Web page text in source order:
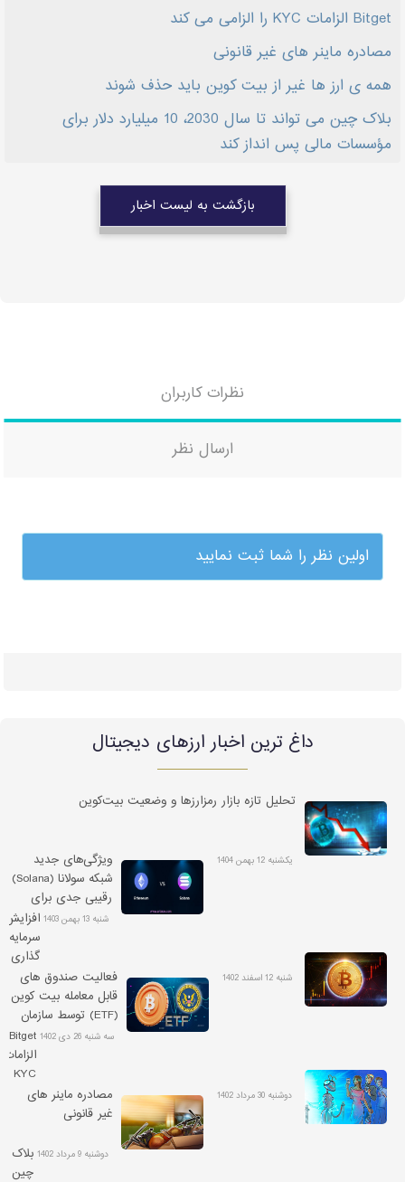
Bitget الزامات KYC را الزامی می کند
مصادره ماینر های غیر قانونی
همه ی ارز ها غیر از بیت کوین باید حذف شوند
بلاک چین می تواند تا سال 2030، 10 میلیارد دلار برای
مؤسسات مالی پس انداز کند
بازگشت به لیست اخبار
نظرات کاربران
ارسال نظر
اولین نظر را شما ثبت نمایید
داغ ترین اخبار ارزهای دیجیتال
تحلیل تازه بازار رمزارزها و وضعیت بیت‌کوین
یکشنبه 12 بهمن 1404
ویژگی‌های جدید
شبکه سولانا (Solana)
رقیبی جدی برای
اتریوم
شنبه 13 بهمن 1403
افزایش
سرمایه
گذاری
ها در
ارزهای
دیجیتال
با
رسیدن
قیمت
بیت
کانال
60
شنبه 12 اسفند 1402
فعالیت صندوق های
قابل معامله بیت کوین
(ETF) توسط سازمان
بورس آمریکا تایید شد
سه شنبه 26 دی 1402
Bitget
الزامات
KYC
را
کند
دوشنبه 30 مرداد 1402
مصادره ماینر های
غیر قانونی
دوشنبه 9 مرداد 1402
بلاک
چین